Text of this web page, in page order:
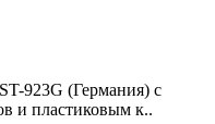
923G (Германия) с
и пластиковым к..